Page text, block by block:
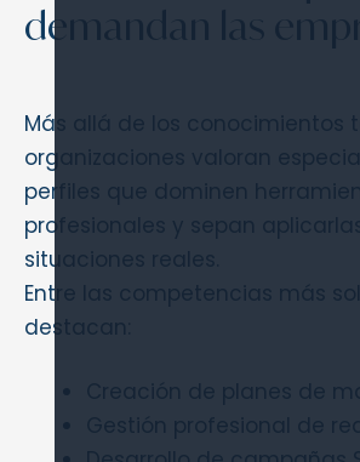
demandan las
Más allá de los conocimientos
organizaciones valoran
perfiles que dominen
profesionales y sepan aplicarlas
situaciones reales.
Entre las competencias más
destacan:
Creación de planes de